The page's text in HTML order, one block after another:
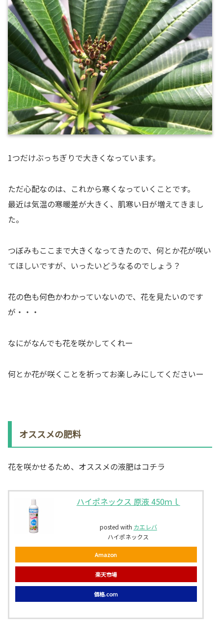
1つだけぶっちぎりで大きくなっています。
ただ心配なのは、これから寒くなっていくことです。
最近は気温の寒暖差が大きく、肌寒い日が増えてきまし
た。
つぼみもここまで大きくなってきたので、何とか花が咲い
てほしいですが、いったいどうなるのでしょう？
花の色も何色かわかっていないので、花を見たいのです
が・・・
なにがなんでも花を咲かしてくれー
何とか花が咲くことを祈ってお楽しみにしてくださいー
オススメの肥料
花を咲かせるため、オススメの液肥はコチラ
ハイポネックス 原液 450ｍｌ
posted with カエレバ
ハイポネックス
Amazon
楽天市場
価格.com